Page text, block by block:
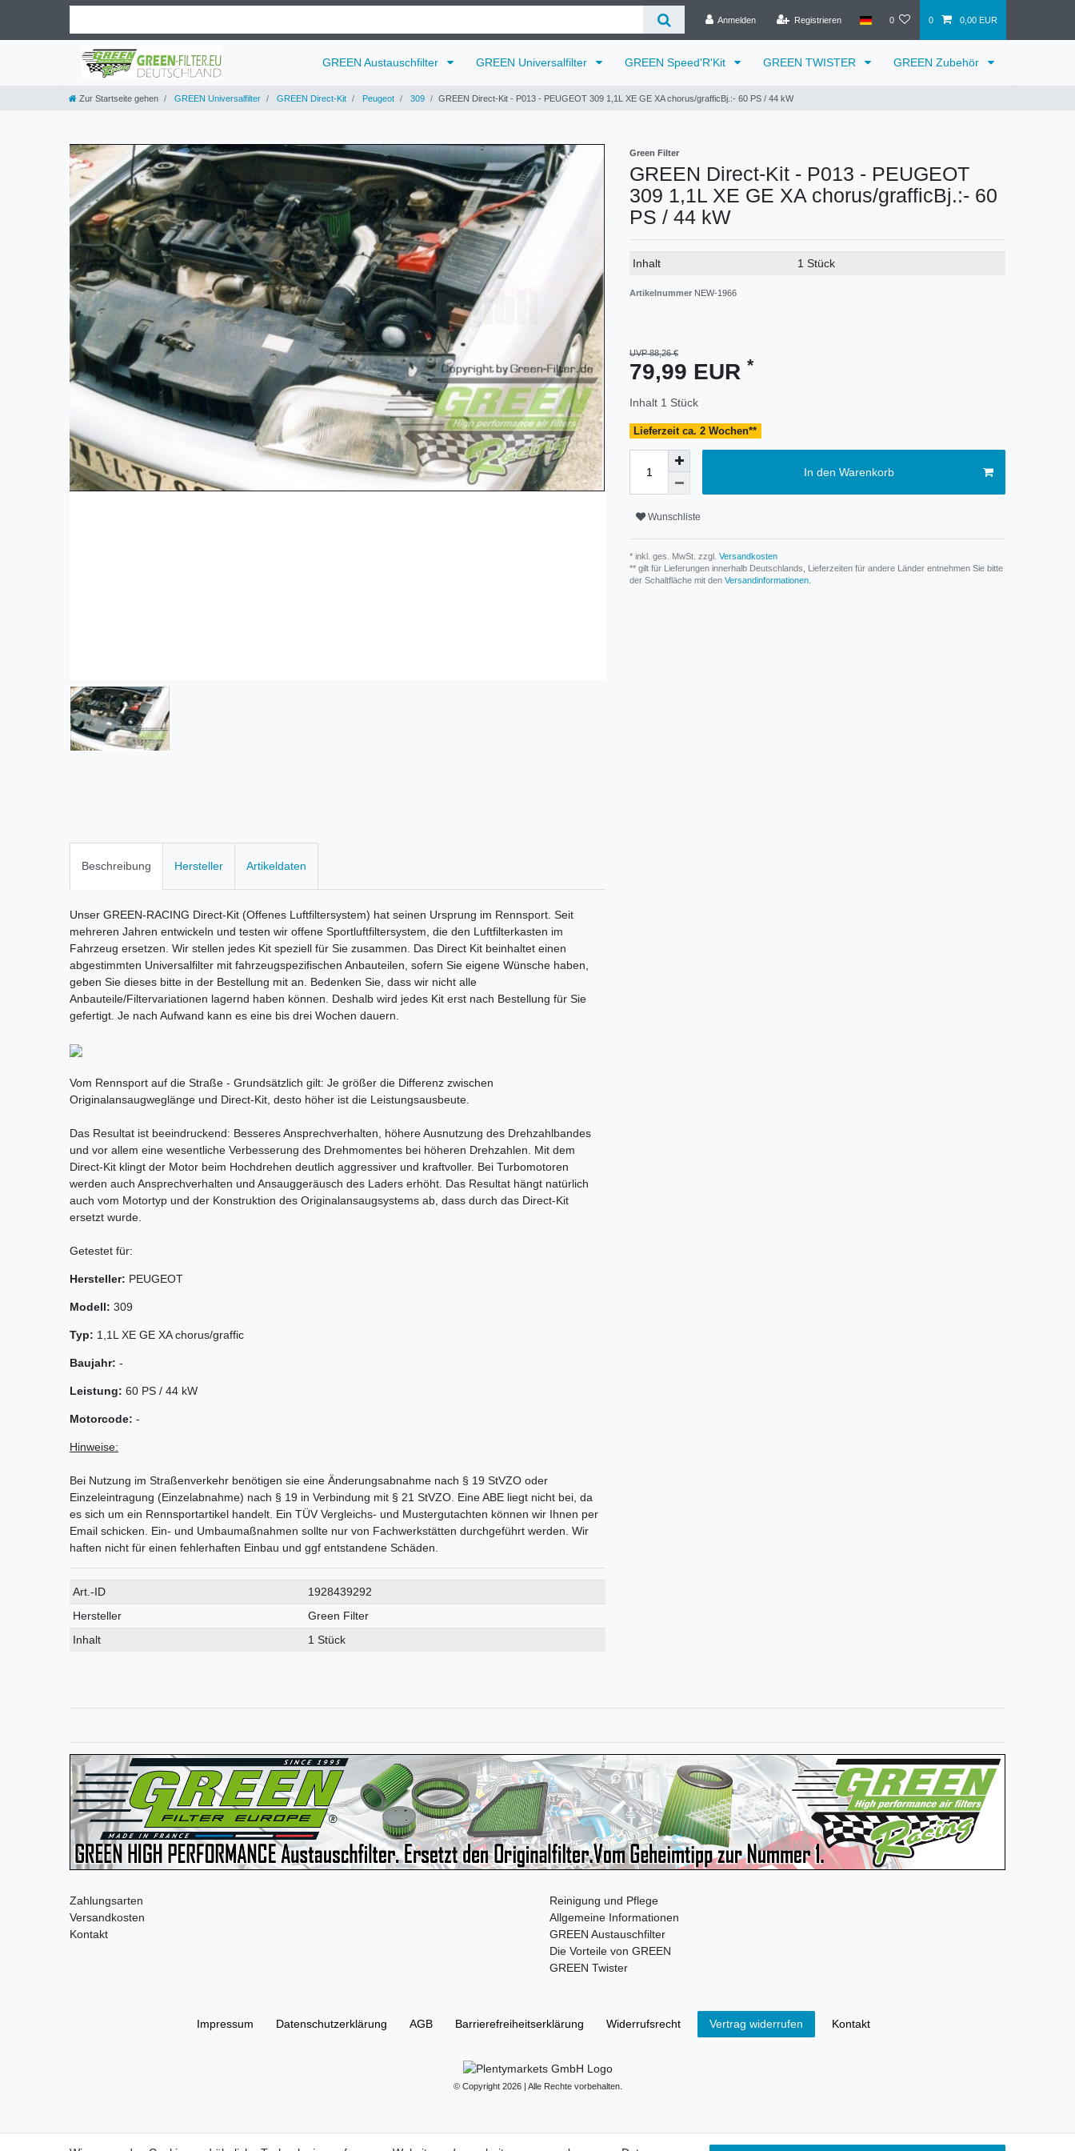
Anmelden Registrieren 0 0 0,00 EUR
GREEN Austauschfilter GREEN Universalfilter GREEN Speed'R'Kit GREEN TWISTER GREEN Zubehör
Zur Startseite gehen GREEN Universalfilter GREEN Direct-Kit Peugeot 309 GREEN Direct-Kit - P013 - PEUGEOT 309 1,1L XE GE XA chorus/grafficBj.:- 60 PS / 44 kW
Green Filter
GREEN Direct-Kit - P013 - PEUGEOT
309 1,1L XE GE XA chorus/grafficBj.:- 60
PS / 44 kW
Technisches
Wert
Inhalt 1 Stück
Artikelnummer NEW-1966
UVP 88,26 €
79,99 EUR *
Inhalt 1 Stück
Lieferzeit ca. 2 Wochen**
In den Warenkorb
Wunschliste
* inkl. ges. MwSt. zzgl.
Versandkosten
** gilt für Lieferungen innerhalb Deutschlands, Lieferzeiten für andere Länder entnehmen Sie bitte
der Schaltfläche mit den Versandinformationen
Beschreibung Hersteller Artikeldaten
Unser GREEN-RACING Direct-Kit (Offenes Luftfiltersystem) hat seinen Ursprung im Rennsport. Seit
mehreren Jahren entwickeln und testen wir offene Sportluftfiltersystem, die den Luftfilterkasten im
Fahrzeug ersetzen. Wir stellen jedes Kit speziell für Sie zusammen. Das Direct Kit beinhaltet einen
abgestimmten Universalfilter mit fahrzeugspezifischen Anbauteilen, sofern Sie eigene Wünsche haben,
geben Sie dieses bitte in der Bestellung mit an. Bedenken Sie, dass wir nicht alle
Anbauteile/Filtervariationen lagernd haben können. Deshalb wird jedes Kit erst nach Bestellung für Sie
gefertigt. Je nach Aufwand kann es eine bis drei Wochen dauern.
Vom Rennsport auf die Straße - Grundsätzlich gilt: Je größer die Differenz zwischen
Originalansaugweglänge und Direct-Kit, desto höher ist die Leistungsausbeute.
Das Resultat ist beeindruckend: Besseres Ansprechverhalten, höhere Ausnutzung des Drehzahlbandes
und vor allem eine wesentliche Verbesserung des Drehmomentes bei höheren Drehzahlen. Mit dem
Direct-Kit klingt der Motor beim Hochdrehen deutlich aggressiver und kraftvoller. Bei Turbomotoren
werden auch Ansprechverhalten und Ansauggeräusch des Laders erhöht. Das Resultat hängt natürlich
auch vom Motortyp und der Konstruktion des Originalansaugsystems ab, dass durch das Direct-Kit
ersetzt wurde.
Getestet für:
Hersteller: PEUGEOT
Modell: 309
Typ: 1,1L XE GE XA chorus/graffic
Baujahr: -
Leistung: 60 PS / 44 kW
Motorcode: -
Hinweise:
Bei Nutzung im Straßenverkehr benötigen sie eine Änderungsabnahme nach § 19 StVZO oder
Einzeleintragung (Einzelabnahme) nach § 19 in Verbindung mit § 21 StVZO. Eine ABE liegt nicht bei, da
es sich um ein Rennsportartikel handelt. Ein TÜV Vergleichs- und Mustergutachten können wir Ihnen per
Email schicken. Ein- und Umbaumaßnahmen sollte nur von Fachwerkstätten durchgeführt werden. Wir
haften nicht für einen fehlerhaften Einbau und ggf entstandene Schäden.
Technisches
Merkmal
Wert
Art.-ID
1928439292
Hersteller
Green Filter
Inhalt
1 Stück
Zahlungsarten
Versandkosten
Kontakt
Reinigung und Pflege
Allgemeine Informationen
GREEN Austauschfilter
Die Vorteile von GREEN
GREEN Twister
Impressum Daten­schutz­erklärung AGB Barrierefreiheitserklärung Widerrufs­recht Vertrag widerrufen Kontakt
© Copyright 2026 | Alle Rechte vorbehalten.